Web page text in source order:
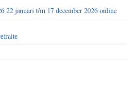
22 januari t/m 17 december 2026 online